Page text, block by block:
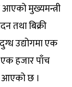
मुख्यमन्त्री
तथा बिक्री
उद्योगमा एक
हजार पाँच
छ ।